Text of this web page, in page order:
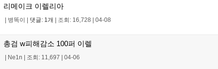
리메이크 이렐리아
병똑이 댓글: 1개 조회: 16,728 04-08
총검 w피해감소 100퍼 이렐
Ne1n 조회: 11,697 04-06